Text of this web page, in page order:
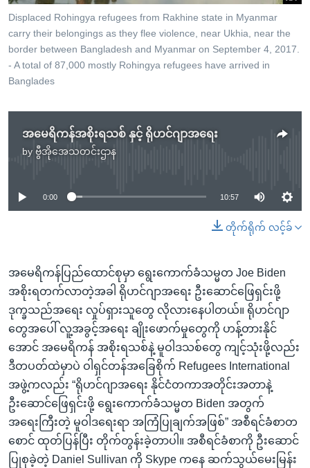
ကြည့်
ရန်
ရှာဖွေ
သို့
ကျော်
ဘာသာစကားများ
Displaced Rohingya refugees from Rakhine state in Myanmar
carry their belongings as they flee violence, near Ukhia, near the
border between Bangladesh and Myanmar on September 4, 2017.
- A total of 87,000 mostly Rohingya refugees have arrived in
Banglades
အမေရိကန်အစိုးရသစ် နှင့် ရိုဟင်ဂျာအရေး
by ဗွီအိုအေသတင်းဌာန
No media source currently available
0:00 10:57
တိုက်ရိုက် လင့်ခ်
အမေရိကန်ပြည်ထောင်စုမှာ ရွေးကောက်ခံသမ္မတ Joe Biden
အစိုးရတက်လာတဲ့အခါ ရိုဟင်ဂျာအရေး ဦးဆောင်ဖြေရှင်းဖို့
ဒုက္ခသည်အရေး လှုပ်ရှားသူတွေ လိုလားနေပါတယ်။ ရိုဟင်ဂျာ
တွေအပေါ် လူ့အခွင့်အရေး ချိုးဖောက်မှုတွေကို ဟန့်တားနိုင်
အောင် အမေရိကန် အစိုးရသစ်နဲ့ မူဝါဒသစ်တွေ ကျင့်သုံးဖို့လည်း
ဒီတပတ်ထဲမှာပဲ ဝါရှင်တန်အခြေစိုက် Refugees International
အဖွဲ့ကလည်း “ရိုဟင်ဂျာအရေး နိုင်ငံတကာအတိုင်းအတာနဲ့
ဦးဆောင်ဖြေရှင်းဖို့ ရွေးကောက်ခံသမ္မတ Biden အတွက်
အရေးကြီးတဲ့ မူဝါဒရေးရာ အကြံပြုချက်အဖြစ်” အစီရင်ခံစာတ
စောင် ထုတ်ပြန်ပြီး တိုက်တွန်းခဲ့တာပါ။ အစီရင်ခံစာကို ဦးဆောင်
ပြုစုခဲ့တဲ့ Daniel Sullivan ကို Skype ကနေ ဆက်သွယ်မေးမြန်း